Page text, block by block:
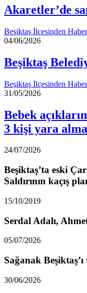
Akaretler’de
Beşiktaş İlçesinden
04/06/2026
Beşiktaş
Beşiktaş İlçesinden
31/05/2026
Bebek
3 kişi yara
24/07/2026
Beşiktaş’ta eski
Saldırının kaçış
15/10/2019
Serdal Adalı,
05/07/2026
Sağanak
30/06/2026